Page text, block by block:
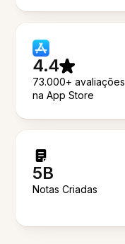
4.4
73.000+ avaliações
na App Store
5B
Notas Criadas